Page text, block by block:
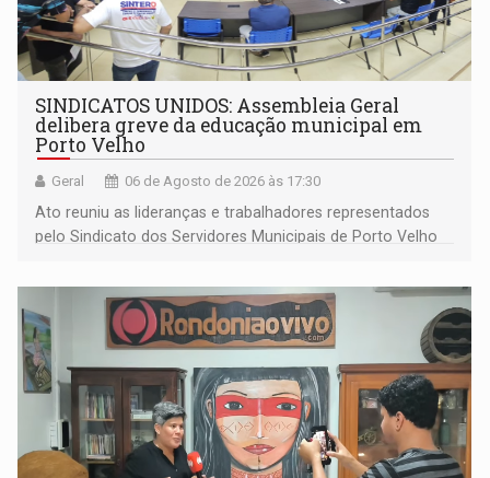
SINDICATOS UNIDOS: Assembleia Geral
delibera greve da educação municipal em
Porto Velho
Geral 06 de Agosto de 2026 às 17:30
Ato reuniu as lideranças e trabalhadores representados
pelo Sindicato dos Servidores Municipais de Porto Velho